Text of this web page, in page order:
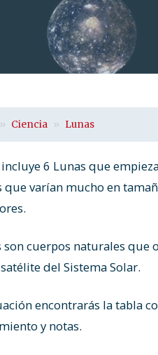
Ciencia Lunas
6 Lunas que
que varían mucho en
son cuerpos naturales que
del Sistema Solar.
encontrarás la tabla
y notas.